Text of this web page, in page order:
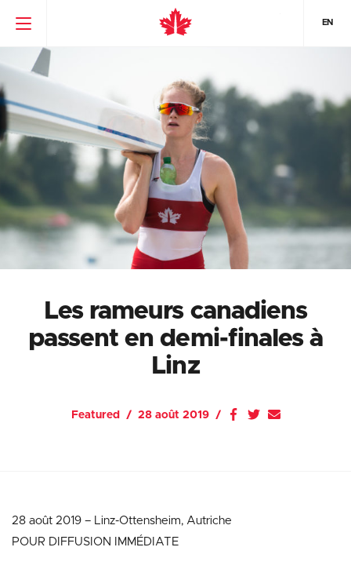
EN
Les rameurs canadiens
passent en demi-finales à
Linz
Featured 28 août 2019
28 août 2019 – Linz-Ottensheim, Autriche
POUR DIFFUSION IMMÉDIATE